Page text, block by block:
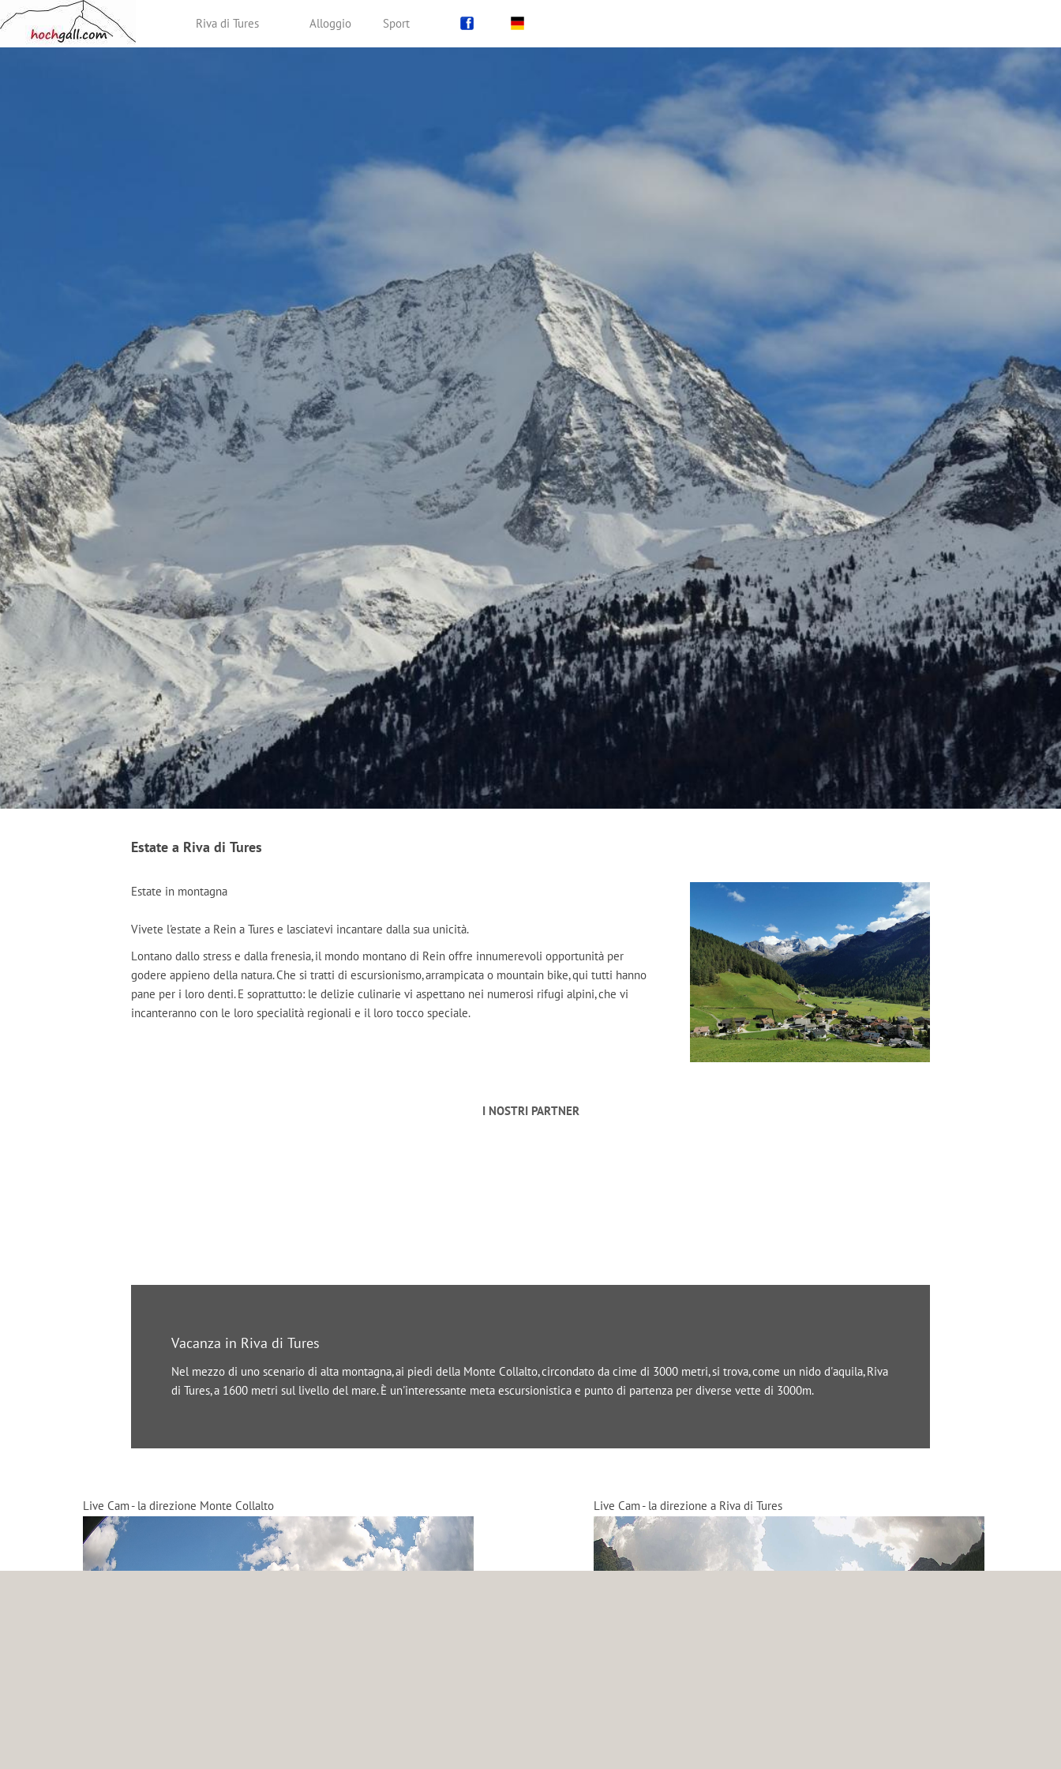
Riva di Tures Alloggio Sport
Estate a Riva di Tures
Estate in montagna
Vivete l'estate a Rein a Tures e lasciatevi incantare dalla sua unicità.
Lontano dallo stress e dalla frenesia, il mondo montano di Rein offre innumerevoli opportunità per
godere appieno della natura. Che si tratti di escursionismo, arrampicata o mountain bike, qui tutti hanno
pane per i loro denti. E soprattutto: le delizie culinarie vi aspettano nei numerosi rifugi alpini, che vi
incanteranno con le loro specialità regionali e il loro tocco speciale.
I NOSTRI PARTNER
Vacanza in Riva di Tures
Nel mezzo di uno scenario di alta montagna, ai piedi della Monte Collalto, circondato da cime di 3000 metri, si trova, come un nido d'aquila, Riva
di Tures, a 1600 metri sul livello del mare. È un'interessante meta escursionistica e punto di partenza per diverse vette di 3000m.
Live Cam - la direzione Monte Collalto Live Cam - la direzione a Riva di Tures